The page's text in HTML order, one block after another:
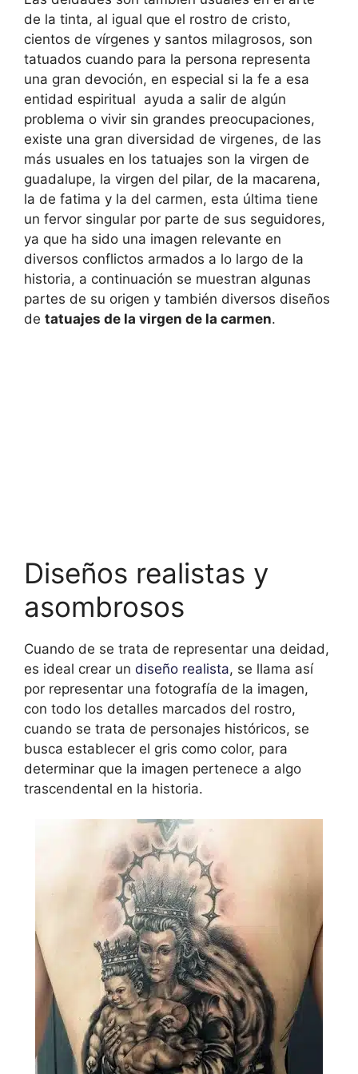
de la tinta, al igual que el rostro de cristo,
cientos de vírgenes y santos milagrosos, son
tatuados cuando para la persona representa
una gran devoción, en especial si la fe a esa
entidad espiritual ayuda a salir de algún
problema o vivir sin grandes preocupaciones,
existe una gran diversidad de virgenes, de las
más usuales en los tatuajes son la virgen de
guadalupe, la virgen del pilar, de la macarena,
la de fatima y la del carmen, esta última tiene
un fervor singular por parte de sus seguidores,
ya que ha sido una imagen relevante en
diversos conflictos armados a lo largo de la
historia, a continuación se muestran algunas
partes de su origen y también diversos diseños
de tatuajes de la virgen de la carmen.
Diseños realistas y
asombrosos
Cuando de se trata de representar una deidad,
es ideal crear un diseño realista, se llama así
por representar una fotografía de la imagen,
con todo los detalles marcados del rostro,
cuando se trata de personajes históricos, se
busca establecer el gris como color, para
determinar que la imagen pertenece a algo
trascendental en la historia.